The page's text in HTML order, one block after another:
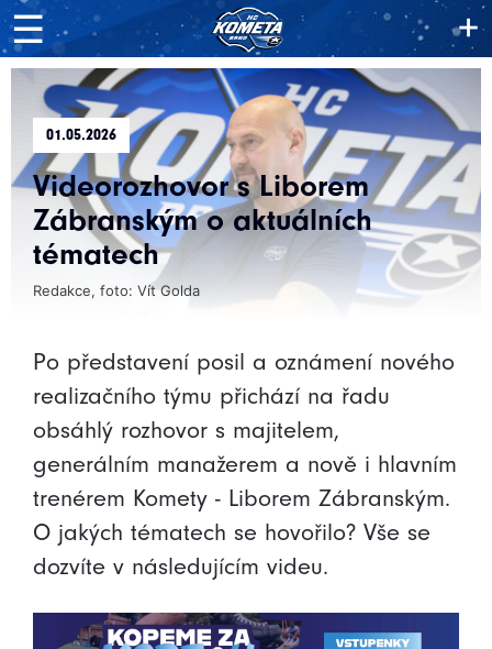
☰ +
01.05.2026
Videorozhovor s Liborem
Zábranským o aktuálních
tématech
Redakce, foto: Vít Golda
Po představení posil a oznámení nového
realizačního týmu přichází na řadu
obsáhlý rozhovor s majitelem,
generálním manažerem a nově i hlavním
trenérem Komety - Liborem Zábranským.
O jakých tématech se hovořilo? Vše se
dozvíte v následujícím videu.